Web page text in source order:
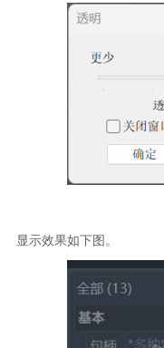
显示效果如下图。